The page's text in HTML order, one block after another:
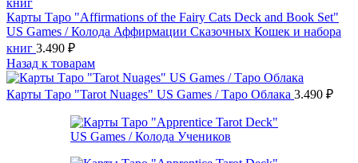
Карты Таро "Affirmations of the Fairy Cats Deck and Book Set"
US Games / Колода Аффирмации Сказочных Кошек и набора
книг 3.490 ₽
Назад к товарам
Карты Таро "Tarot Nuages" US Games / Таро Облака 3.490 ₽